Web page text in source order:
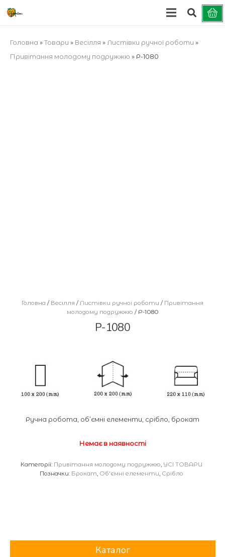
Головна »Товари » Весілля » Листівки ручної роботи »
Привітання молодому подружжю » Р-1080
Головна / Весілля / Листівки ручної роботи / Привітання
молодому подружжю / Р-1080
Р-1080
Ручна робота, об’ємні елементи, срібло, брокат
Немає в наявності
Категорії: Привітання молодому подружжю, УСІ ТОВАРИ
Позначки: Брокат, Об'ємні елементи, Срібло
Каталог